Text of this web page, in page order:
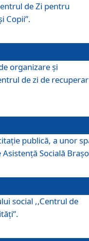
de Zi pentru
Copii”.
organizare şi
de zi de
publică, a unor
Socială
social ,,Centrul de